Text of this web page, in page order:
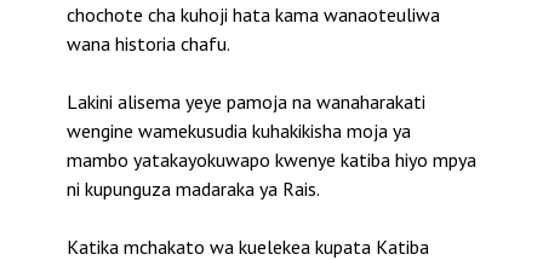
chochote cha kuhoji hata kama wanaoteuliwa
wana historia chafu.
Lakini alisema yeye pamoja na wanaharakati
wengine wamekusudia kuhakikisha moja ya
mambo yatakayokuwapo kwenye katiba hiyo mpya
ni kupunguza madaraka ya Rais.
Katika mchakato wa kuelekea kupata Katiba